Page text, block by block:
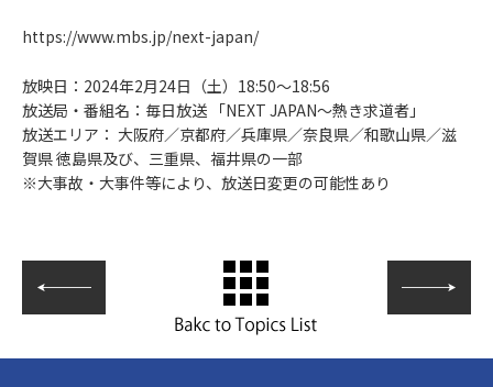
https://www.mbs.jp/next-japan/
放映日：2024年2月24日（土）18:50～18:56
放送局・番組名：毎日放送 「NEXT JAPAN～熱き求道者」
放送エリア： 大阪府／京都府／兵庫県／奈良県／和歌山県／滋
賀県 徳島県及び、三重県、福井県の一部
※大事故・大事件等により、放送日変更の可能性あり